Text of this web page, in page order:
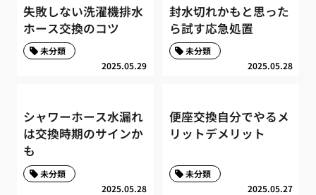
失敗しない洗濯機排水
ホース交換のコツ
2025.05.29
未分類
封水切れかもと思った
ら試す応急処置
2025.05.28
未分類
シャワーホース水漏れ
は交換時期のサインか
も
2025.05.28
未分類
便座交換自分でやるメ
リットデメリット
2025.05.27
未分類